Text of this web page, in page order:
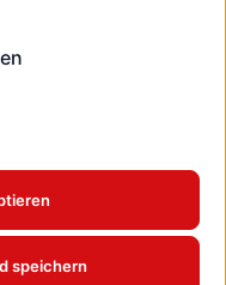
speichern